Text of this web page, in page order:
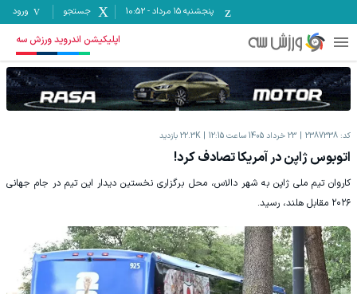
پنجشنبه ۱۵ مرداد -
10:52 جستجو ورود
اپلیکیشن اندروید ورزش سه
کد: 2387338 23 خرداد 1405 ساعت 12:15 22.3K بازدید
اتوبوس ژاپن در آمریکا تصادف کرد!
کاروان تیم ملی ژاپن به شهر دالاس، محل برگزاری نخستین دیدار این تیم در جام جهانی
۲۰۲۶ مقابل هلند، رسید.